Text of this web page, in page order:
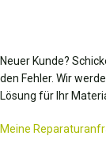
Neuer Kunde?
den Fehler. Wir
Lösung für Ihr
Meine